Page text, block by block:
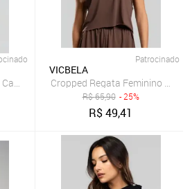
+ Top Regata Preta
Patrocinado
VICBELA
Cropped Regata Feminino
R$65,90 - 25%
R$49,41